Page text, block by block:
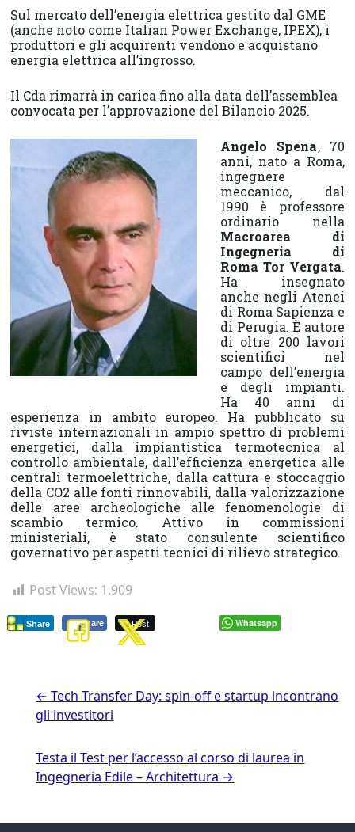
Sul mercato dell’energia elettrica gestito dal GME
(anche noto come Italian Power Exchange, IPEX), i
produttori e gli acquirenti vendono e acquistano
energia elettrica all’ingrosso.
Il Cda rimarrà in carica fino alla data dell’assemblea
convocata per l’approvazione del Bilancio 2025.
Angelo Spena, 70
anni, nato a Roma,
ingegnere
meccanico, dal
1990 è professore
ordinario nella
Macroarea di
Ingegneria di
Roma Tor Vergata.
Ha insegnato
anche negli Atenei
di Roma Sapienza e
di Perugia. È autore
di oltre 200 lavori
scientifici nel
campo dell’energia
e degli impianti.
Ha 40 anni di
esperienza in ambito europeo. Ha pubblicato su
riviste internazionali in ampio spettro di problemi
energetici, dalla impiantistica termotecnica al
controllo ambientale, dall’efficienza energetica alle
centrali termoelettriche, dalla cattura e stoccaggio
della CO2 alle fonti rinnovabili, dalla valorizzazione
delle aree archeologiche alle fenomenologie di
scambio termico. Attivo in commissioni
ministeriali, è stato consulente scientifico
governativo per aspetti tecnici di rilievo strategico.
Post Views: 1.909
Share Post
Share Whatsapp
← Tech Transfer Day: spin-off e startup incontrano
gli investitori
Testa il Test per l’accesso al corso di laurea in
Ingegneria Edile – Architettura →